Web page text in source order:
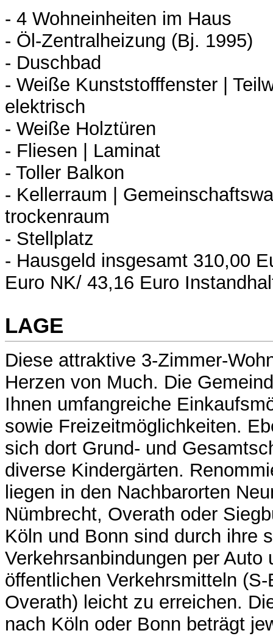
- 4 Wohneinheiten im Haus
- Öl-Zentralheizung (Bj. 1995)
- Duschbad
- Weiße Kunststofffenster |
elektrisch
- Weiße Holztüren
- Fliesen | Laminat
- Toller Balkon
- Kellerraum |
trockenraum
- Stellplatz
- Hausgeld insgesamt 310,00
Euro NK/ 43,16 Euro
LAGE
Diese attraktive 3-Zimmer-
Herzen von Much. Die
Ihnen umfangreiche
sowie Freizeitmöglichkeiten.
sich dort Grund- und
diverse Kindergärten.
liegen in den Nachbarorten
Nümbrecht, Overath oder
Köln und Bonn sind durch ihre
Verkehrsanbindungen per Auto
öffentlichen Verkehrsmitteln
Overath) leicht zu erreichen.
nach Köln oder Bonn beträgt